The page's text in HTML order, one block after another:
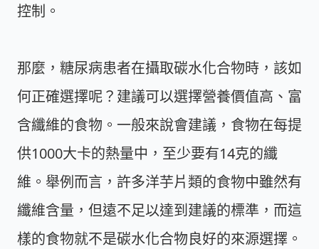
控制。
那麼，糖尿病患者在攝取碳水化合物時，該如
何正確選擇呢？建議可以選擇營養價值高、富
含纖維的食物。一般來說會建議，食物在每提
供1000大卡的熱量中，至少要有14克的纖
維。舉例而言，許多洋芋片類的食物中雖然有
纖維含量，但遠不足以達到建議的標準，而這
樣的食物就不是碳水化合物良好的來源選擇。